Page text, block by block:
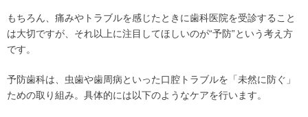
もちろん、痛みやトラブルを感じたときに歯科医院を受診すること
は大切ですが、それ以上に注目してほしいのが“予防”という考え方
です。
予防歯科は、虫歯や歯周病といった口腔トラブルを「未然に防ぐ」
ための取り組み。具体的には以下のようなケアを行います。